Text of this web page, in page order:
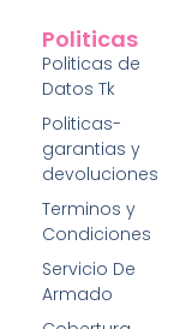
Politicas
Politicas de
Datos Tk
Politicas-
garantias y
devoluciones
Terminos y
Condiciones
Servicio De
Armado